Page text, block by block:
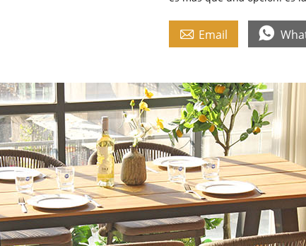
 Email 